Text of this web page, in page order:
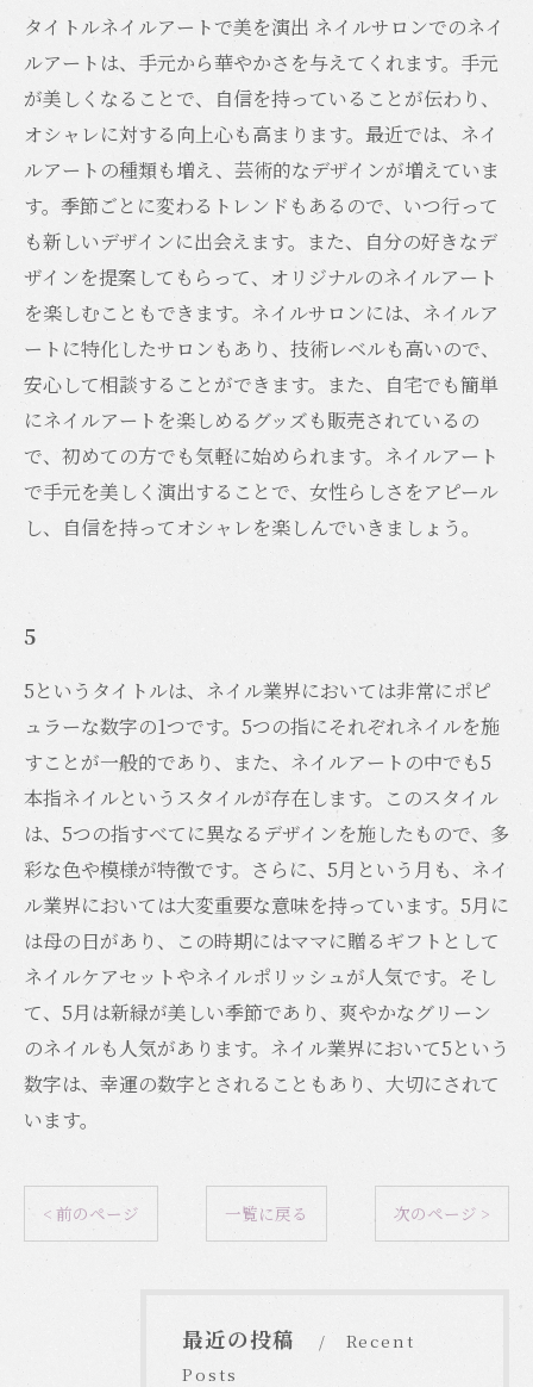
タイトルネイルアートで美を演出 ネイルサロンでのネイ
ルアートは、手元から華やかさを与えてくれます。手元
が美しくなることで、自信を持っていることが伝わり、
オシャレに対する向上心も高まります。最近では、ネイ
ルアートの種類も増え、芸術的なデザインが増えていま
す。季節ごとに変わるトレンドもあるので、いつ行って
も新しいデザインに出会えます。また、自分の好きなデ
ザインを提案してもらって、オリジナルのネイルアート
を楽しむこともできます。ネイルサロンには、ネイルア
ートに特化したサロンもあり、技術レベルも高いので、
安心して相談することができます。また、自宅でも簡単
にネイルアートを楽しめるグッズも販売されているの
で、初めての方でも気軽に始められます。ネイルアート
で手元を美しく演出することで、女性らしさをアピール
し、自信を持ってオシャレを楽しんでいきましょう。
5
5というタイトルは、ネイル業界においては非常にポピ
ュラーな数字の1つです。5つの指にそれぞれネイルを施
すことが一般的であり、また、ネイルアートの中でも5
本指ネイルというスタイルが存在します。このスタイル
は、5つの指すべてに異なるデザインを施したもので、多
彩な色や模様が特徴です。さらに、5月という月も、ネイ
ル業界においては大変重要な意味を持っています。5月に
は母の日があり、この時期にはママに贈るギフトとして
ネイルケアセットやネイルポリッシュが人気です。そし
て、5月は新緑が美しい季節であり、爽やかなグリーン
のネイルも人気があります。ネイル業界において5という
数字は、幸運の数字とされることもあり、大切にされて
います。
< 前のページ 一覧に戻る 次のページ >
最近の投稿
Recent
Posts